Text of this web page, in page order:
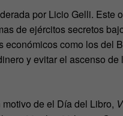
por Licio Gelli. Este
de ejércitos secretos
económicos como los del
y evitar el ascenso de
de el Día del Libro,